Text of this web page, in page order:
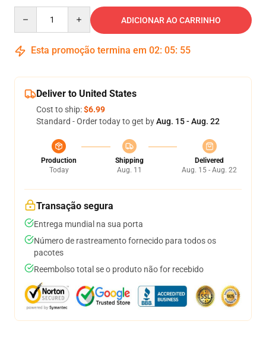
ADICIONAR AO CARRINHO
Esta promoção termina em 02: 05: 54
Deliver to United States
Cost to ship:$6.99
Standard - Order today to get byAug. 15 - Aug. 22
Production
Today
Shipping
Aug. 11
Delivered
Aug. 15 - Aug. 22
Transação segura
Entrega mundial na sua porta
Número de rastreamento fornecido para todos os
pacotes
Reembolso total se o produto não for recebido